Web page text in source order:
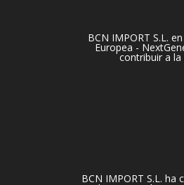
BCN IMPORT S.L.
Europea -
contribuir a
BCN IMPORT S.L.